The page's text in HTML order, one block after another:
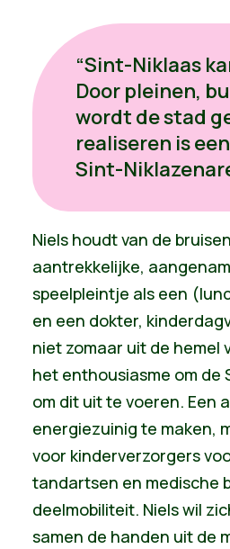
“Sint-Niklaas
Door pleinen,
wordt de stad
realiseren is
Sint-
Niels houdt van de
aantrekkelijke,
speelpleintje als een
en een dokter,
niet zomaar uit de hemel
het enthousiasme om de
om dit uit te voeren. Een
energiezuinig te maken,
voor kinderverzorgers
tandartsen en medische
deelmobiliteit. Niels wil
samen de handen uit de